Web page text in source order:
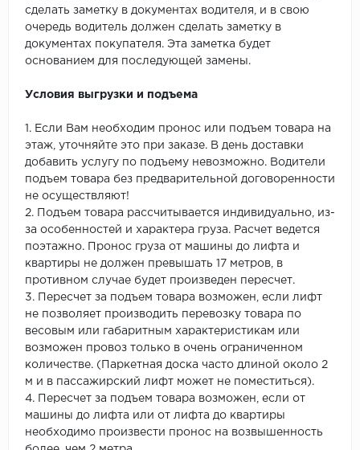
сделать заметку в документах водителя, и в свою
очередь водитель должен сделать заметку в
документах покупателя. Эта заметка будет
основанием для последующей замены.
Условия выгрузки и подъема
1. Если Вам необходим пронос или подъем товара на
этаж, уточняйте это при заказе. В день доставки
добавить услугу по подъему невозможно. Водители
подъем товара без предварительной договоренности
не осуществляют!
2. Подъем товара рассчитывается индивидуально, из-
за особенностей и характера груза. Расчет ведется
поэтажно. Пронос груза от машины до лифта и
квартиры не должен превышать 17 метров, в
противном случае будет произведен пересчет.
3. Пересчет за подъем товара возможен, если лифт
не позволяет производить перевозку товара по
весовым или габаритным характеристикам или
возможен провоз только в очень ограниченном
количестве. (Паркетная доска часто длиной около 2
м и в пассажирский лифт может не поместиться).
4. Пересчет за подъем товара возможен, если от
машины до лифта или от лифта до квартиры
необходимо произвести пронос на возвышенность